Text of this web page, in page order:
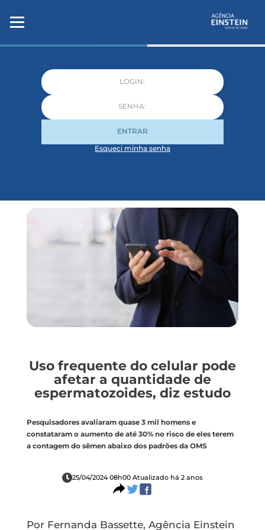
ENTRAR
Esqueci minha senha
Uso frequente do celular pode
afetar a quantidade de
espermatozoides, diz estudo
Pesquisadores avaliaram quase 3 mil homens e
constataram o aumento de até 30% no risco de eles terem
a contagem do sêmen abaixo dos padrões da OMS
25/04/2024 08h00 Atualizado há 2 anos
Por Fernanda Bassette, Agência Einstein